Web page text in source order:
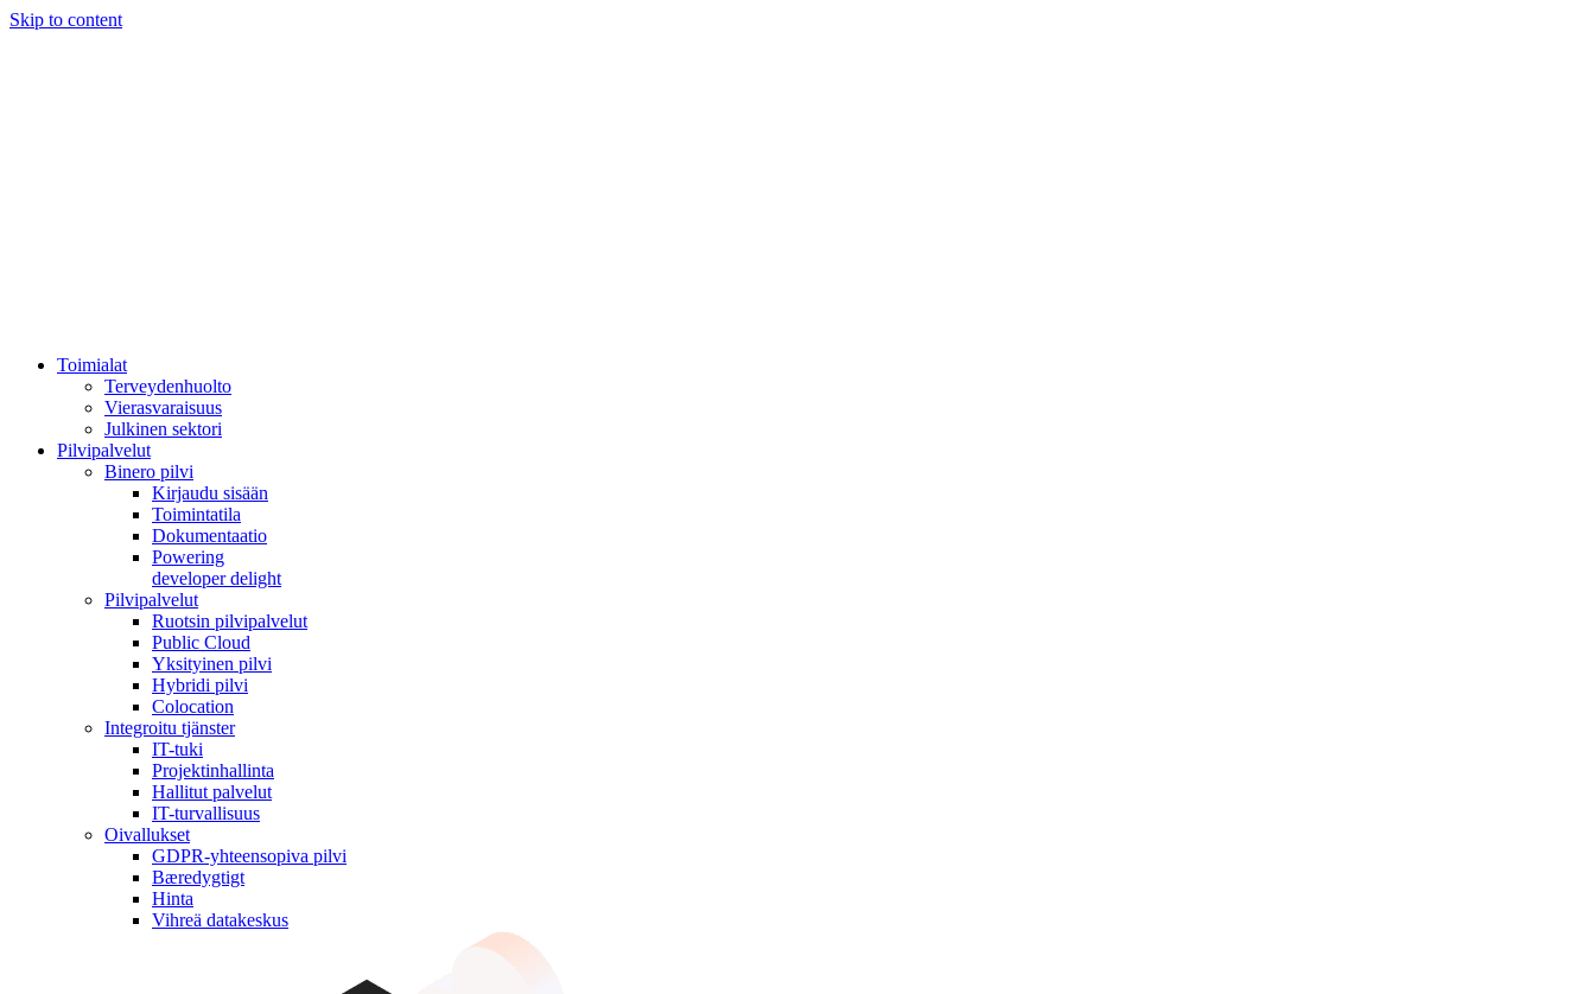
Skip to content
Toimialat
Terveydenhuolto
Vierasvaraisuus
Julkinen sektori
Pilvipalvelut
Binero pilvi
Kirjaudu sisään
Toimintatila
Dokumentaatio
Powering
developer delight
Pilvipalvelut
Ruotsin pilvipalvelut
Public Cloud
Yksityinen pilvi
Hybridi pilvi
Colocation
Integroitu tjänster
IT-tuki
Projektinhallinta
Hallitut palvelut
IT-turvallisuus
Oivallukset
GDPR-yhteensopiva pilvi
Bæredygtigt
Hinta
Vihreä datakeskus